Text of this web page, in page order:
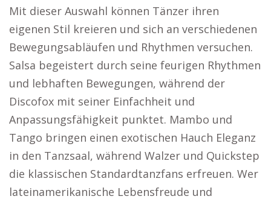
Mit dieser Auswahl können Tänzer ihren
eigenen Stil kreieren und sich an verschiedenen
Bewegungsabläufen und Rhythmen versuchen.
Salsa begeistert durch seine feurigen Rhythmen
und lebhaften Bewegungen, während der
Discofox mit seiner Einfachheit und
Anpassungsfähigkeit punktet. Mambo und
Tango bringen einen exotischen Hauch Eleganz
in den Tanzsaal, während Walzer und Quickstep
die klassischen Standardtanzfans erfreuen. Wer
lateinamerikanische Lebensfreude und